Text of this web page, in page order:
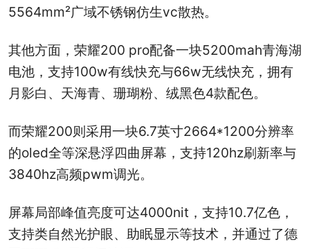
5564mm²广域不锈钢仿生vc散热。
其他方面，荣耀200 pro配备一块5200mah青海湖
电池，支持100w有线快充与66w无线快充，拥有
月影白、天海青、珊瑚粉、绒黑色4款配色。
而荣耀200则采用一块6.7英寸2664*1200分辨率
的oled全等深悬浮四曲屏幕，支持120hz刷新率与
3840hz高频pwm调光。
屏幕局部峰值亮度可达4000nit，支持10.7亿色，
支持类自然光护眼、助眠显示等技术，并通过了德